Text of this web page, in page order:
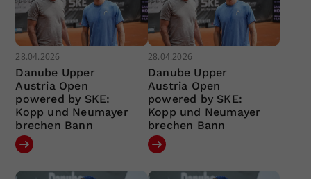
28.04.2026
Danube Upper
Austria Open
powered by SKE:
Kopp und Neumayer
brechen Bann
28.04.2026
Danube Upper
Austria Open
powered by SKE:
Kopp und Neumayer
brechen Bann